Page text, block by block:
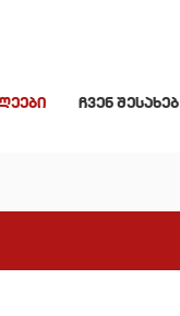
ჩვენ შესახებ